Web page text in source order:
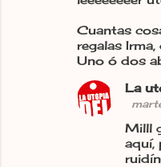
Cuantas
regalas
Uno ó dos
La
Milll
aquí,